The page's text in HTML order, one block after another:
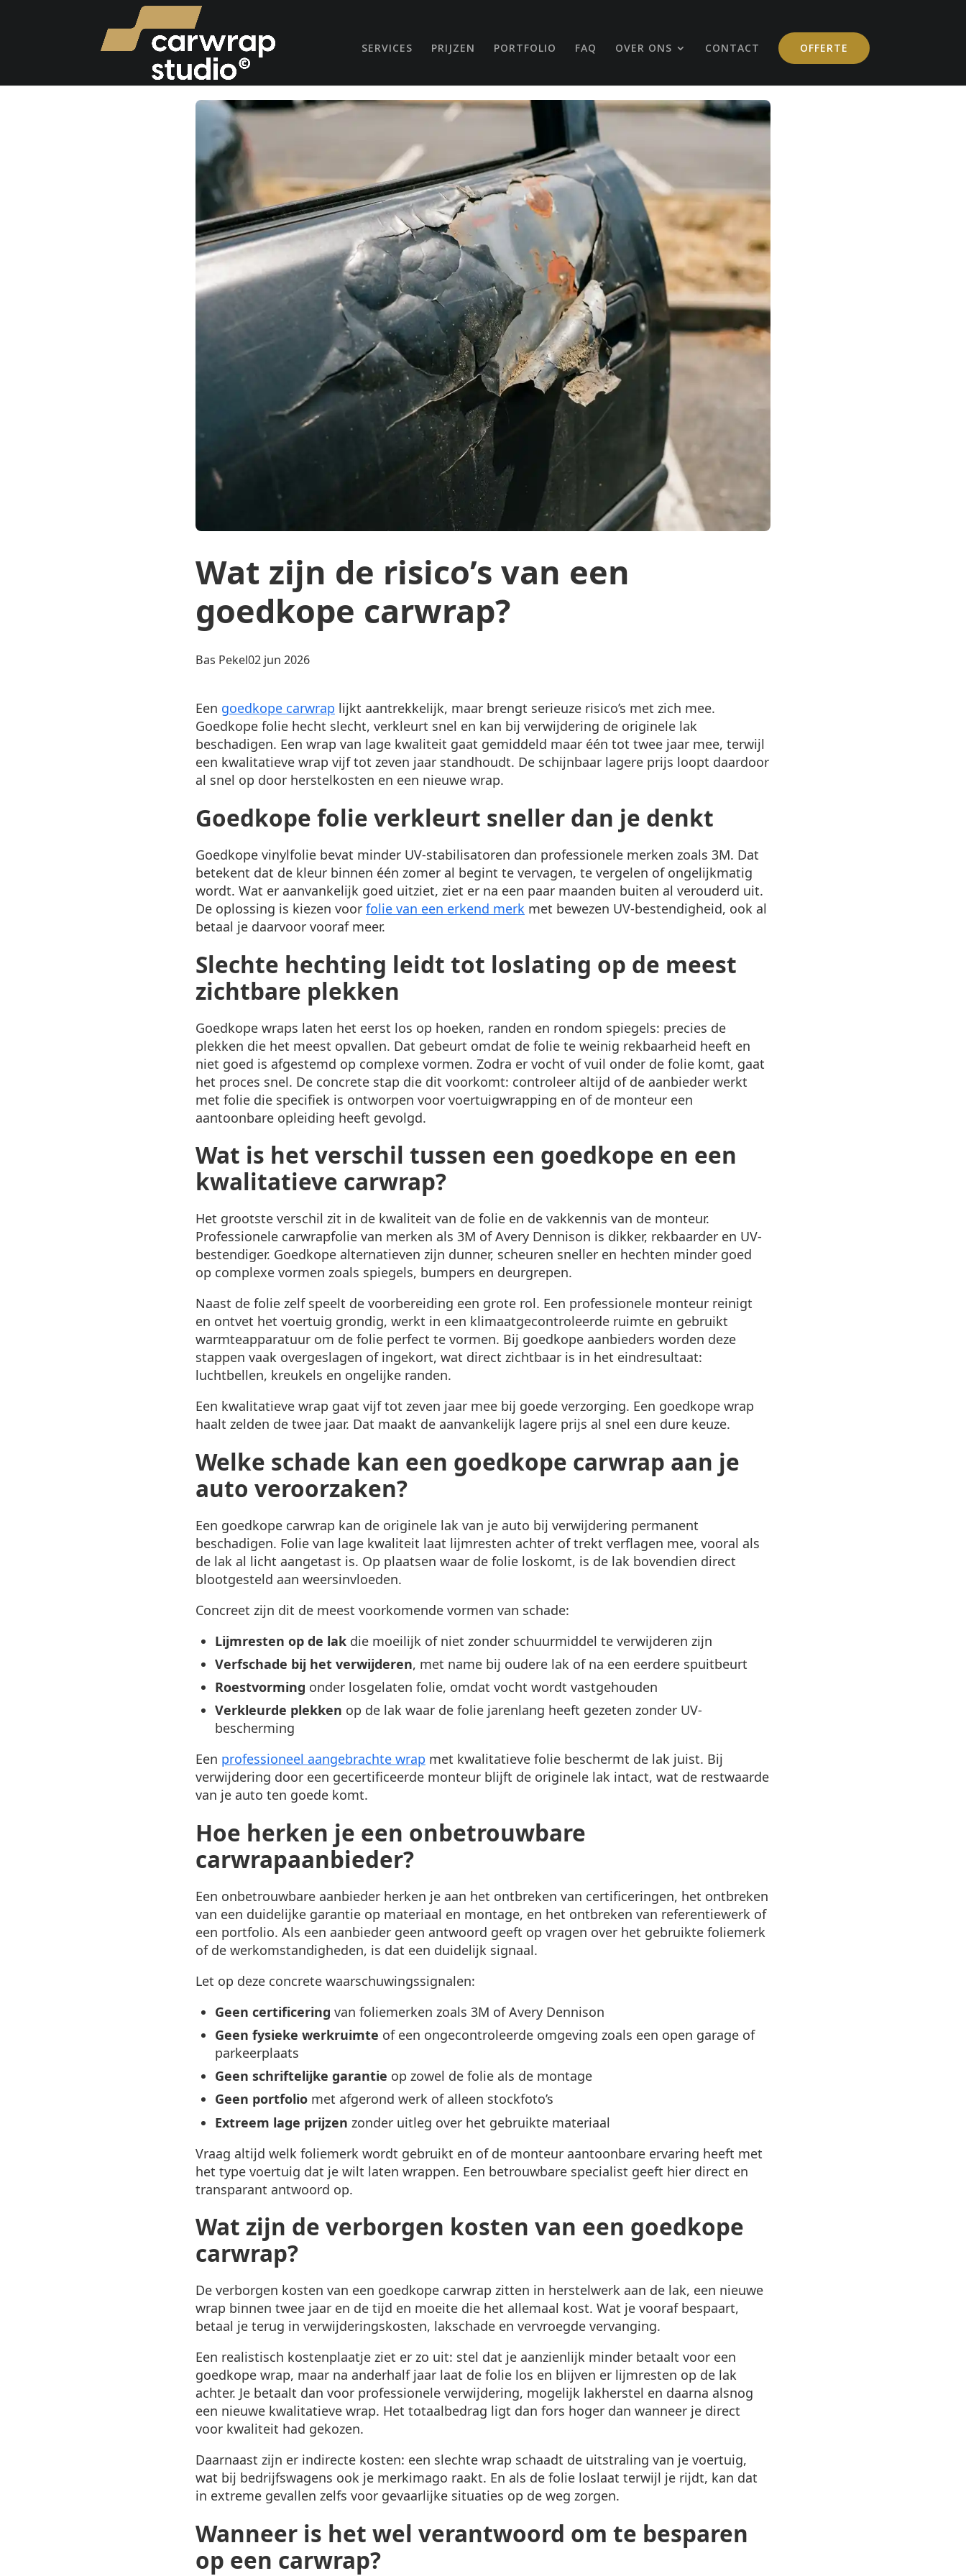
SERVICES PRIJZEN PORTFOLIO FAQ OVER ONS CONTACT OFFERTE
Wat zijn de risico’s van een
goedkope carwrap?
Posted
Bas Pekel02 jun 2026
Een goedkope carwrap lijkt aantrekkelijk, maar brengt serieuze risico’s met zich mee.
Goedkope folie hecht slecht, verkleurt snel en kan bij verwijdering de originele lak
beschadigen. Een wrap van lage kwaliteit gaat gemiddeld maar één tot twee jaar mee, terwijl
een kwalitatieve wrap vijf tot zeven jaar standhoudt. De schijnbaar lagere prijs loopt daardoor
al snel op door herstelkosten en een nieuwe wrap.
Goedkope folie verkleurt sneller dan je denkt
Goedkope vinylfolie bevat minder UV-stabilisatoren dan professionele merken zoals 3M. Dat
betekent dat de kleur binnen één zomer al begint te vervagen, te vergelen of ongelijkmatig
wordt. Wat er aanvankelijk goed uitziet, ziet er na een paar maanden buiten al verouderd uit.
De oplossing is kiezen voor folie van een erkend merk met bewezen UV-bestendigheid, ook al
betaal je daarvoor vooraf meer.
Slechte hechting leidt tot loslating op de meest
zichtbare plekken
Goedkope wraps laten het eerst los op hoeken, randen en rondom spiegels: precies de
plekken die het meest opvallen. Dat gebeurt omdat de folie te weinig rekbaarheid heeft en
niet goed is afgestemd op complexe vormen. Zodra er vocht of vuil onder de folie komt, gaat
het proces snel. De concrete stap die dit voorkomt: controleer altijd of de aanbieder werkt
met folie die specifiek is ontworpen voor voertuigwrapping en of de monteur een
aantoonbare opleiding heeft gevolgd.
Wat is het verschil tussen een goedkope en een
kwalitatieve carwrap?
Het grootste verschil zit in de kwaliteit van de folie en de vakkennis van de monteur.
Professionele carwrapfolie van merken als 3M of Avery Dennison is dikker, rekbaarder en UV-
bestendiger. Goedkope alternatieven zijn dunner, scheuren sneller en hechten minder goed
op complexe vormen zoals spiegels, bumpers en deurgrepen.
Naast de folie zelf speelt de voorbereiding een grote rol. Een professionele monteur reinigt
en ontvet het voertuig grondig, werkt in een klimaatgecontroleerde ruimte en gebruikt
warmteapparatuur om de folie perfect te vormen. Bij goedkope aanbieders worden deze
stappen vaak overgeslagen of ingekort, wat direct zichtbaar is in het eindresultaat:
luchtbellen, kreukels en ongelijke randen.
Een kwalitatieve wrap gaat vijf tot zeven jaar mee bij goede verzorging. Een goedkope wrap
haalt zelden de twee jaar. Dat maakt de aanvankelijk lagere prijs al snel een dure keuze.
Welke schade kan een goedkope carwrap aan je
auto veroorzaken?
Een goedkope carwrap kan de originele lak van je auto bij verwijdering permanent
beschadigen. Folie van lage kwaliteit laat lijmresten achter of trekt verflagen mee, vooral als
de lak al licht aangetast is. Op plaatsen waar de folie loskomt, is de lak bovendien direct
blootgesteld aan weersinvloeden.
Concreet zijn dit de meest voorkomende vormen van schade:
Lijmresten op de lak die moeilijk of niet zonder schuurmiddel te verwijderen zijn
Verfschade bij het verwijderen, met name bij oudere lak of na een eerdere spuitbeurt
Roestvorming onder losgelaten folie, omdat vocht wordt vastgehouden
Verkleurde plekken op de lak waar de folie jarenlang heeft gezeten zonder UV-
bescherming
Een professioneel aangebrachte wrap met kwalitatieve folie beschermt de lak juist. Bij
verwijdering door een gecertificeerde monteur blijft de originele lak intact, wat de restwaarde
van je auto ten goede komt.
Hoe herken je een onbetrouwbare
carwrapaanbieder?
Een onbetrouwbare aanbieder herken je aan het ontbreken van certificeringen, het ontbreken
van een duidelijke garantie op materiaal en montage, en het ontbreken van referentiewerk of
een portfolio. Als een aanbieder geen antwoord geeft op vragen over het gebruikte foliemerk
of de werkomstandigheden, is dat een duidelijk signaal.
Let op deze concrete waarschuwingssignalen:
Geen certificering van foliemerken zoals 3M of Avery Dennison
Geen fysieke werkruimte of een ongecontroleerde omgeving zoals een open garage of
parkeerplaats
Geen schriftelijke garantie op zowel de folie als de montage
Geen portfolio met afgerond werk of alleen stockfoto’s
Extreem lage prijzen zonder uitleg over het gebruikte materiaal
Vraag altijd welk foliemerk wordt gebruikt en of de monteur aantoonbare ervaring heeft met
het type voertuig dat je wilt laten wrappen. Een betrouwbare specialist geeft hier direct en
transparant antwoord op.
Wat zijn de verborgen kosten van een goedkope
carwrap?
De verborgen kosten van een goedkope carwrap zitten in herstelwerk aan de lak, een nieuwe
wrap binnen twee jaar en de tijd en moeite die het allemaal kost. Wat je vooraf bespaart,
betaal je terug in verwijderingskosten, lakschade en vervroegde vervanging.
Een realistisch kostenplaatje ziet er zo uit: stel dat je aanzienlijk minder betaalt voor een
goedkope wrap, maar na anderhalf jaar laat de folie los en blijven er lijmresten op de lak
achter. Je betaalt dan voor professionele verwijdering, mogelijk lakherstel en daarna alsnog
een nieuwe kwalitatieve wrap. Het totaalbedrag ligt dan fors hoger dan wanneer je direct
voor kwaliteit had gekozen.
Daarnaast zijn er indirecte kosten: een slechte wrap schaadt de uitstraling van je voertuig,
wat bij bedrijfswagens ook je merkimago raakt. En als de folie loslaat terwijl je rijdt, kan dat
in extreme gevallen zelfs voor gevaarlijke situaties op de weg zorgen.
Wanneer is het wel verantwoord om te besparen
op een carwrap?